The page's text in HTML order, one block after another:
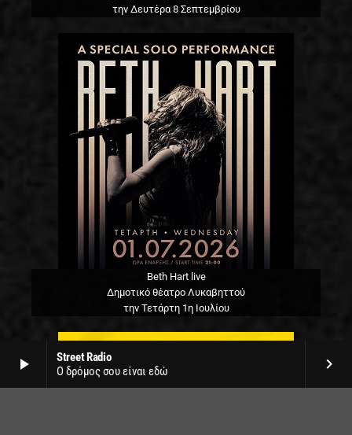
play_arrow
Street Radio
Ο δρόμος σου είναι εδώ
keyboard_arrow_right
την Δευτέρα 8 Σεπτεμβρίου
Beth Hart live
Δημοτικό θέατρο Λυκαβηττού
την Τετάρτη 1η Ιουλίου